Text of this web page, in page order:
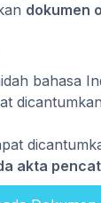
dokumen
bahasa
akta